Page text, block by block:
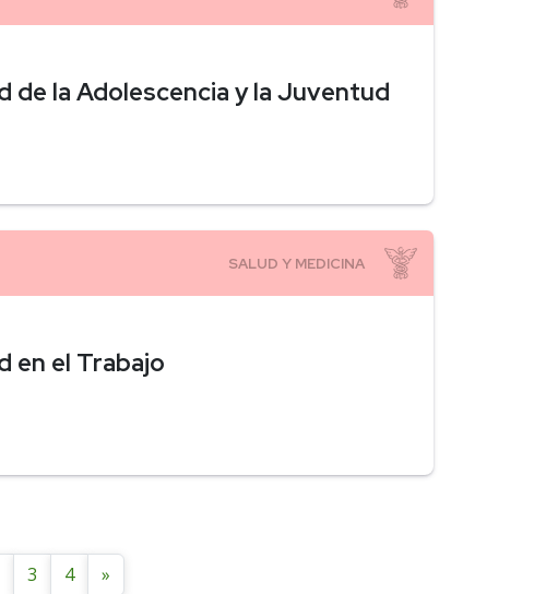
de la Adolescencia y la Juventud
en el Trabajo
3 4 »